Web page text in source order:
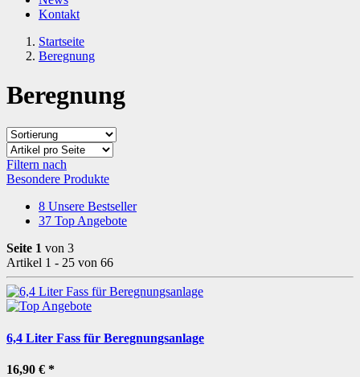
Kontakt
Startseite
Beregnung
Beregnung
Filtern nach
Besondere Produkte
8 Unsere Bestseller
37 Top Angebote
Seite 1 von 3
Artikel 1 - 25 von 66
6,4 Liter Fass für Beregnungsanlage
16,90 € *